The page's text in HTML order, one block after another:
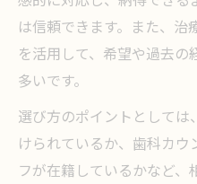
は信頼できます。また、治
を活用して、希望や過去
多いです。
選び方のポイントとして
けられているか、歯科カ
フが在籍しているかなど、